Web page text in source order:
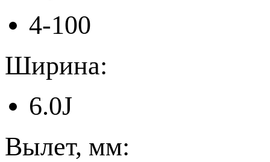
4-100
Ширина:
6.0J
Вылет, мм: